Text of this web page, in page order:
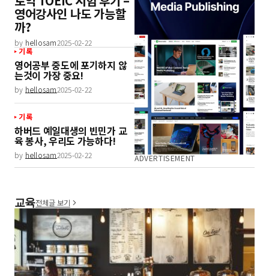
영어강사인 나도 가능할
까?
by hellosam2025-02-22
기록
영어공부 중도에 포기하지 않
는것이 가장 중요!
by hellosam2025-02-22
기록
하버드 예일대생의 빈민가 교
육 봉사, 우리도 가능하다!
by hellosam2025-02-22 ADVERTISEMENT
교육전체글 보기